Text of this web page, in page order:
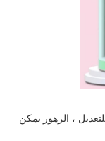
، الزهور يمكن